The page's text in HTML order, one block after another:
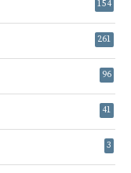
154
261
96
41
3